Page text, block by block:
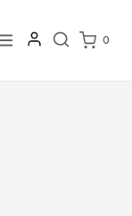
0